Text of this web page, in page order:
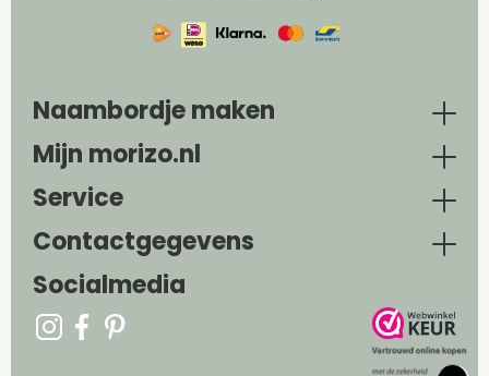
Naambordje maken
Mijn morizo.nl
Service
Contactgegevens
Socialmedia